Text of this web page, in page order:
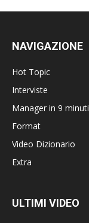
NAVIGAZIONE
Hot Topic
Interviste
Manager in 9 minuti
Format
Video Dizionario
Extra
ULTIMI VIDEO